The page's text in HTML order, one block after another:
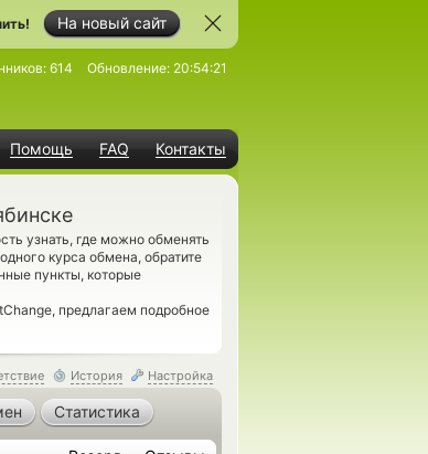
На новый сайт
Помощь FAQ Контакты
614 Обновление: 20:54:21
узнать, где можно обменять
курса обмена, обратите
пункты, которые
предлагаем подробное
История Настройка
Статистика